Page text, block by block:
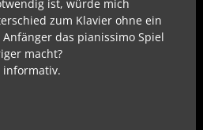
ist, würde mich
zum Klavier ohne ein
das pianissimo Spiel
macht?
informativ.